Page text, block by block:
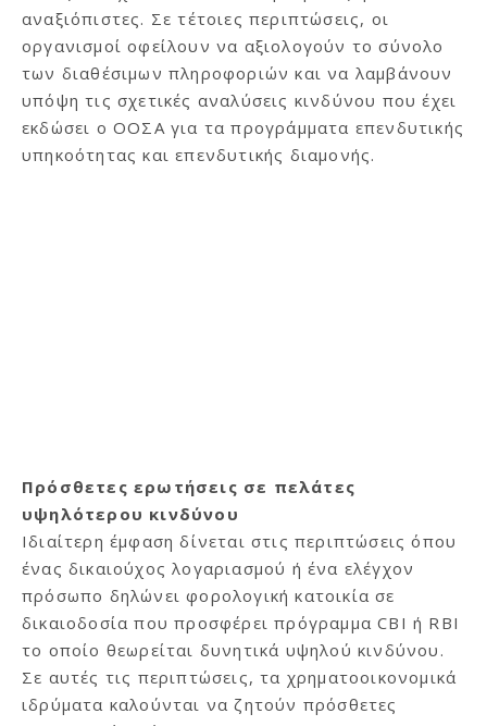
αναξιόπιστες. Σε τέτοιες περιπτώσεις, οι
οργανισμοί οφείλουν να αξιολογούν το σύνολο
των διαθέσιμων πληροφοριών και να λαμβάνουν
υπόψη τις σχετικές αναλύσεις κινδύνου που έχει
εκδώσει ο ΟΟΣΑ για τα προγράμματα επενδυτικής
υπηκοότητας και επενδυτικής διαμονής.
Πρόσθετες ερωτήσεις σε πελάτες
υψηλότερου κινδύνου
Ιδιαίτερη έμφαση δίνεται στις περιπτώσεις όπου
ένας δικαιούχος λογαριασμού ή ένα ελέγχον
πρόσωπο δηλώνει φορολογική κατοικία σε
δικαιοδοσία που προσφέρει πρόγραμμα CBI ή RBI
το οποίο θεωρείται δυνητικά υψηλού κινδύνου.
Σε αυτές τις περιπτώσεις, τα χρηματοοικονομικά
ιδρύματα καλούνται να ζητούν πρόσθετες